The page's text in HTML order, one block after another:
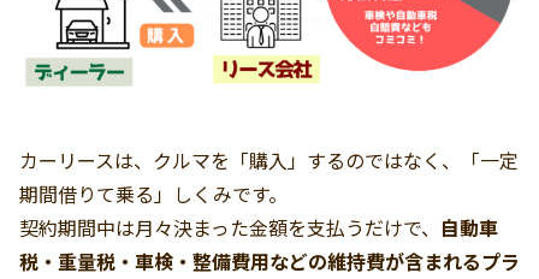
カーリースは、クルマを「購入」するのではなく、「一定
期間借りて乗る」しくみです。
契約期間中は月々決まった金額を支払うだけで、 自動車
税・重量税・車検・整備費用などの維持費が含まれるプラ